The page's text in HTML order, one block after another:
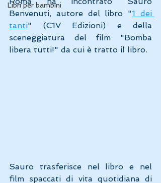
Libri per bambini
Benvenuti, autore del libro "1 dei
tanti" (C1V Edizioni) e della
sceneggiatura del film "Bomba
libera tutti!" da cui è tratto il libro.
Sauro trasferisce nel libro e nel
film spaccati di vita quotidiana di